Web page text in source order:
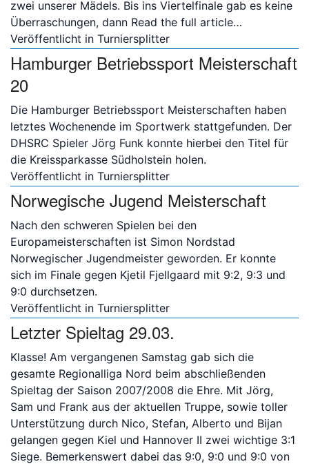
zwei unserer Mädels. Bis ins Viertelfinale gab es keine
Überraschungen, dann Read the full article…
Veröffentlicht in Turniersplitter
Hamburger Betriebssport Meisterschaft
20
Die Hamburger Betriebssport Meisterschaften haben
letztes Wochenende im Sportwerk stattgefunden. Der
DHSRC Spieler Jörg Funk konnte hierbei den Titel für
die Kreissparkasse Südholstein holen.
Veröffentlicht in Turniersplitter
Norwegische Jugend Meisterschaft
Nach den schweren Spielen bei den
Europameisterschaften ist Simon Nordstad
Norwegischer Jugendmeister geworden. Er konnte
sich im Finale gegen Kjetil Fjellgaard mit 9:2, 9:3 und
9:0 durchsetzen.
Veröffentlicht in Turniersplitter
Letzter Spieltag 29.03.
Klasse! Am vergangenen Samstag gab sich die
gesamte Regionalliga Nord beim abschließenden
Spieltag der Saison 2007/2008 die Ehre. Mit Jörg,
Sam und Frank aus der aktuellen Truppe, sowie toller
Unterstützung durch Nico, Stefan, Alberto und Bijan
gelangen gegen Kiel und Hannover II zwei wichtige 3:1
Siege. Bemerkenswert dabei das 9:0, 9:0 und 9:0 von